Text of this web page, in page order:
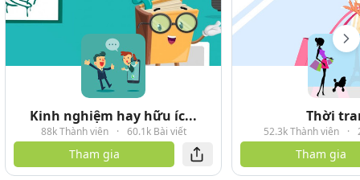
Kinh nghiệm hay hữu íc...
88k Thành viên · 60.1k Bài viết
Tham gia
Thời
52.3k Thành viên ·
Tham gia